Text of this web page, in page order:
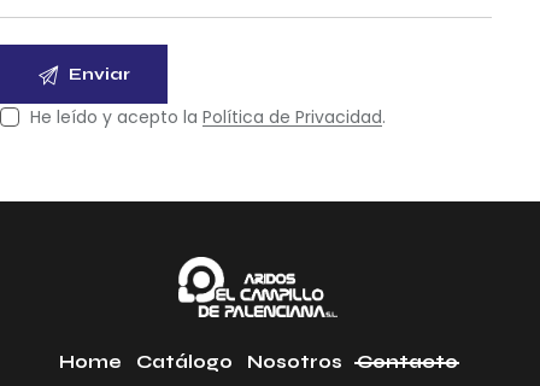
He leído y acepto laPolítica de Privacidad.
Home Catálogo Nosotros Contacto